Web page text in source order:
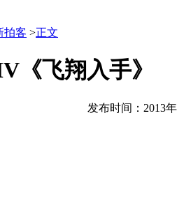
拍客 >正文
《飞翔入手》
发布时间：2013